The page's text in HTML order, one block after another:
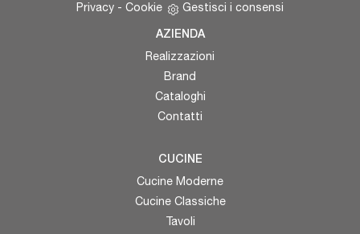
Privacy - Cookie Gestisci i consensi
AZIENDA
Realizzazioni
Brand
Cataloghi
Contatti
CUCINE
Cucine Moderne
Cucine Classiche
Tavoli